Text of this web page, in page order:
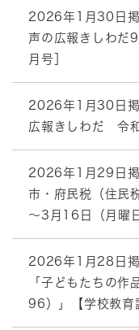
2026年1月30日
声の広報きしわ
月号］
2026年1月30日
広報きしわだ 令
2026年1月29日
市・府民税（住民
～3月16日（月曜
2026年1月28日
「子どもたちの作
96）」【学校教育